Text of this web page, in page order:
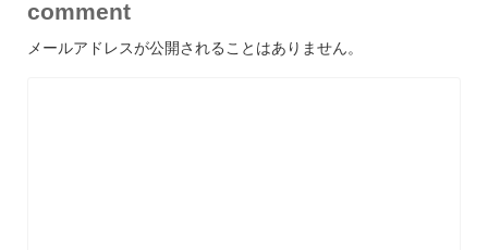
comment
メールアドレスが公開されることはありません。